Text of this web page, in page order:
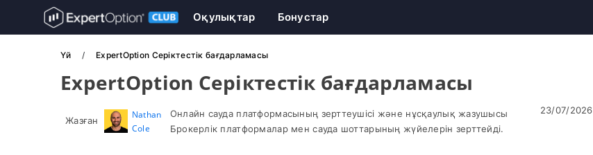
Оқулықтар Бонустар
Үй ExpertOption Серіктестік бағдарламасы
ExpertOption Серіктестік бағдарламасы
Жазған
Nathan
Cole
Онлайн сауда платформасының зерттеушісі және нұсқаулық жазушысы
Брокерлік платформалар мен сауда шоттарының жүйелерін зерттейді.
23/07/2026